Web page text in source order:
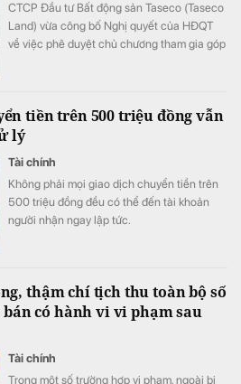
CTCP Đầu tư Bất động sản Taseco (Taseco
Land) vừa công bố Nghị quyết của HĐQT
về việc phê duyệt chủ chương tham gia góp
tiền trên 500 triệu đồng vẫn
lý
Tài chính
Không phải mọi giao dịch chuyển tiền trên
500 triệu đồng đều có thể đến tài khoản
người nhận ngay lập tức.
thậm chí tịch thu toàn bộ số
có hành vi vi phạm sau
Tài chính
Trong một số trường hợp vi phạm, ngoài bị